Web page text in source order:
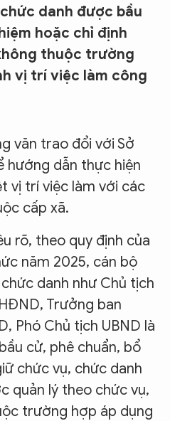
danh được bầu
hoặc chỉ định
thuộc trường
vị trí việc làm công
văn trao đổi với Sở
hướng dẫn thực hiện
vị trí việc làm với các
cấp xã.
rõ, theo quy định của
năm 2025, cán bộ
danh như Chủ tịch
Trưởng ban
Phó Chủ tịch UBND là
cử, phê chuẩn, bổ
chức vụ, chức danh
quản lý theo chức vụ,
trường hợp áp dụng